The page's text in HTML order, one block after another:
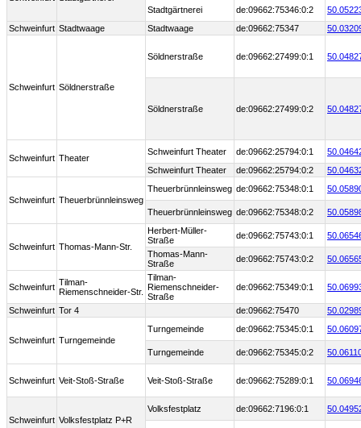
Stadtgärtnerei de:09662:75346:0:2
Schweinfurt Stadtwaage Stadtwaage de:09662:75347
Schweinfurt Söldnerstraße
Söldnerstraße de:09662:27499:0:1
Söldnerstraße de:09662:27499:0:2
Schweinfurt Theater
Schweinfurt Theater de:09662:25794:0:1
Schweinfurt Theater
de:09662:25794:0:2
Schweinfurt Theuerbrünnleinsweg
Theuerbrünnleinsweg de:09662:75348:0:1
Theuerbrünnleinsweg de:09662:75348:0:2
Schweinfurt Thomas-Mann-Str.
Herbert-Müller-
Straße
de:09662:75743:0:1
Thomas-Mann-
Straße
de:09662:75743:0:2
Schweinfurt Tilman-
Riemenschneider-Str.
Tilman-
Riemenschneider-
Straße
de:09662:75349:0:1
Schweinfurt Tor 4 de:09662:75470
Schweinfurt Turngemeinde
Turngemeinde de:09662:75345:0:1
Turngemeinde de:09662:75345:0:2
Schweinfurt Veit-Stoß-Straße Veit-Stoß-Straße de:09662:75289:0:1
Schweinfurt Volksfestplatz P+R
Volksfestplatz de:09662:7196:0:1